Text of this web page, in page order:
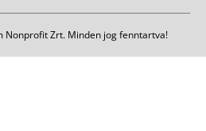
Nonprofit Zrt. Minden jog fenntartva!